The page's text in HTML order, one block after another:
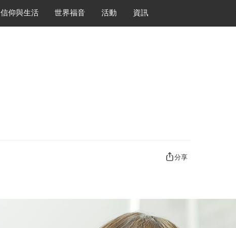
信仰與生活 世界福音 活動 資訊
分享